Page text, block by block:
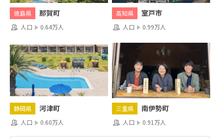
徳島県 那賀町
人口 0.64万人
高知県 室戸市
人口 0.99万人
静岡県 河津町
人口 0.60万人
三重県 南伊勢町
人口 0.91万人